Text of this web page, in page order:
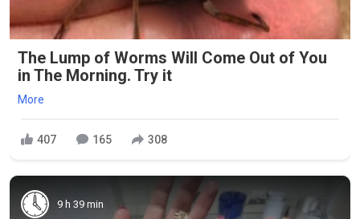
The Lump of Worms Will Come Out of You
in The Morning. Try it
More
407 165 308
9 h 39 min